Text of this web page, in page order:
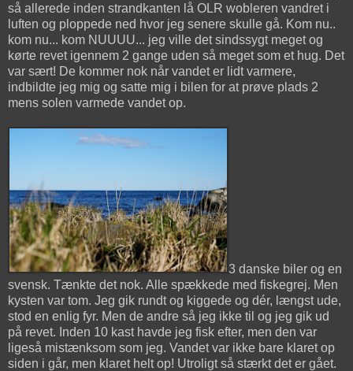
så allerede inden strandkanten lå OLR wobleren vandret i
luften og ploppede ned hvor jeg senere skulle gå. Kom nu..
kom nu... kom NUUUU... jeg ville det sindssygt meget og
kørte revet igennem 2 gange uden så meget som et hug. Det
var sært! De kommer nok når vandet er lidt varmere,
indbildte jeg mig og satte mig i bilen for at prøve plads 2
mens solen varmede vandet op.
3 danske biler og en
svensk. Tænkte det nok. Alle spækkede med fiskegrej. Men
kysten var tom. Jeg gik rundt og kiggede og dér, længst ude,
stod en enlig fyr. Men de andre så jeg ikke til og jeg gik ud
på revet. Inden 10 kast havde jeg fisk efter, men den var
ligeså mistænksom som jeg. Vandet var ikke bare klaret op
siden i går, men klaret helt op! Utroligt så stærkt det er gået.